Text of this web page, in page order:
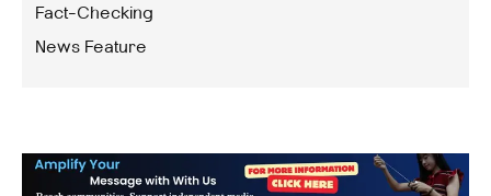
Fact-Checking
News Feature